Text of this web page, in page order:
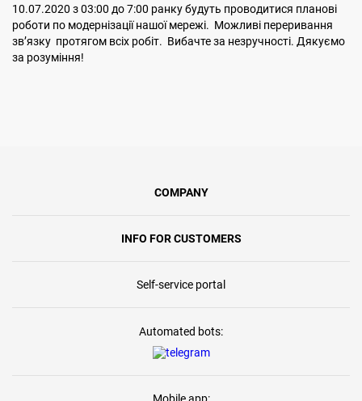
10.07.2020 з 03:00 до 7:00 ранку будуть проводитися планові
роботи по модернізації нашої мережі. Можливі переривання
звʼязку протягом всіх робіт. Вибачте за незручності. Дякуємо
за розуміння!
COMPANY
INFO FOR CUSTOMERS
Self-service portal
Automated bots: